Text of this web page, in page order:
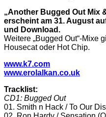
„Another Bugged Out Mix
erscheint am 31. August
und Download.
Weitere „Bugged Out“-Mixe
Housecat oder Hot Chip.
www.k7.com
www.erolalkan.co.uk
Tracklist:
CD1: Bugged Out
01. Smith n Hack / To Our